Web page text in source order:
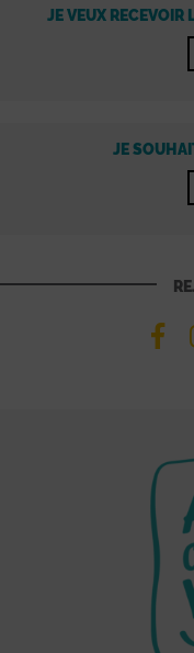
JE VEUX
JE